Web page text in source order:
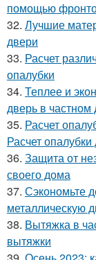
помощью
32. Лучшие
двери
33. Расчет
опалубки
34. Теплее и
дверь в частном
35. Расчет
Расчет
36. Защита от
своего дома
37. Сэкономьте
металлическую
38. Вытяжка в
вытяжки